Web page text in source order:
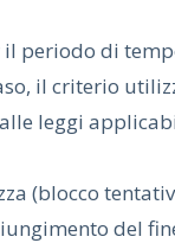
periodo di
il criterio
leggi
(blocco
del